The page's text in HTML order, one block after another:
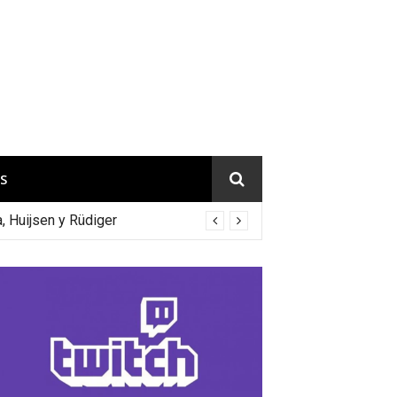
Huijsen y Rüdiger